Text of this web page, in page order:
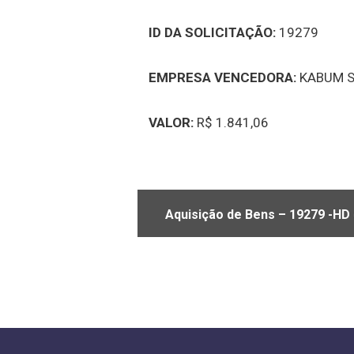
ID DA SOLICITAÇÃO: 19279
EMPRESA VENCEDORA: KABUM
VALOR: R$ 1.841,06
Aquisição de Bens – 19279 -